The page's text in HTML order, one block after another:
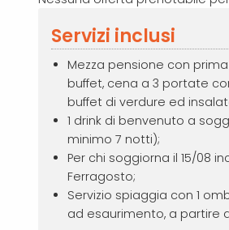
Servizi inclusi
Mezza pensione con
buffet, cena a 3 portate
buffet di verdure ed
1 drink di benvenuto a
minimo 7 notti);
Per chi soggiorna il 15/08
Ferragosto;
Servizio spiaggia con 1
ad esaurimento, a partire